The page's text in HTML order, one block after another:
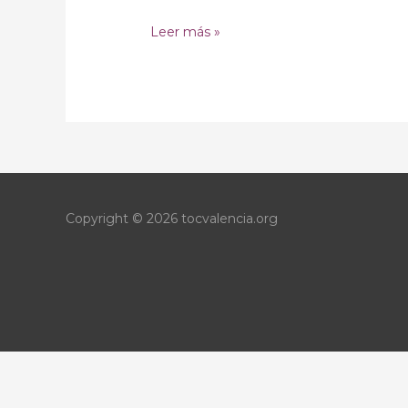
Isidro
Leer más »
Copyright © 2026 tocvalencia.org